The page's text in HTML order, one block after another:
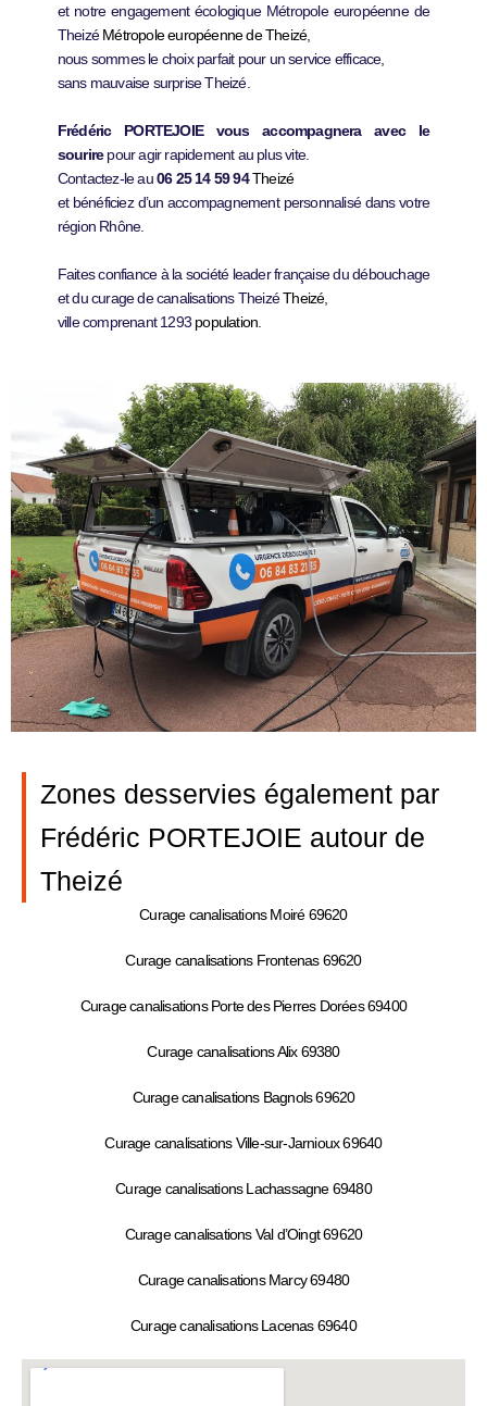
et notre engagement écologique Métropole européenne de
TheizéMétropole européenne de Theizé,
nous sommes le choix parfait pour un service efficace,
sans mauvaise surprise Theizé.
Frédéric PORTEJOIE vous accompagnera avec le
sourirepour agir rapidement au plus vite.
Contactez-le au06 25 14 59 94 Theizé
et bénéficiez d’un accompagnement personnalisé dans votre
région Rhône.
Faites confiance à la société leader française du débouchage
et du curage de canalisations TheizéTheizé,
ville comprenant 1293 population
Zones desservies également par
Frédéric PORTEJOIE autour de
Theizé
Curage canalisations Moiré 69620
Curage canalisations Frontenas 69620
Curage canalisations Porte des Pierres Dorées 69400
Curage canalisations Alix 69380
Curage canalisations Bagnols 69620
Curage canalisations Ville-sur-Jarnioux 69640
Curage canalisations Lachassagne 69480
Curage canalisations Val d’Oingt 69620
Curage canalisations Marcy 69480
Curage canalisations Lacenas 69640